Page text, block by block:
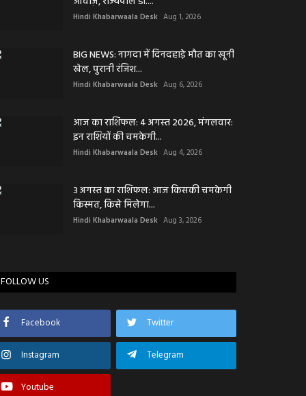
Hindi Khabarwaala Desk Aug 1, 2026
BIG NEWS: नागदा में दिनदहाड़े मौत का खूनी
खेल, पुरानी रंजिश...
Hindi Khabarwaala Desk Aug 6, 2026
आज का राशिफल: 4 अगस्त 2026, मंगलवार:
इन राशियों की चमकेगी...
Hindi Khabarwaala Desk Aug 4, 2026
3 अगस्त का राशिफल: आज किसकी चमकेगी
किस्मत, किसे मिलेगा...
Hindi Khabarwaala Desk Aug 3, 2026
FOLLOW US
Facebook Twitter
Instagram Telegram
Youtube